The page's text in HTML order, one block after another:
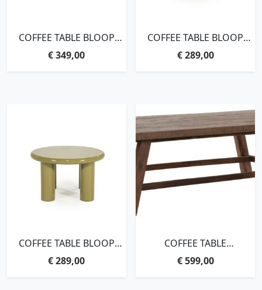
COFFEE TABLE BLOOP
LARGE – GREEN
€349,00
COFFEE TABLE BLOOP
MEDIUM – BEIGE
€289,00
COFFEE TABLE BLOOP
MEDIUM – GREEN
€289,00
COFFEE TABLE
CAMPO,35X120X70 CM,
MIXED WOOD
€599,00